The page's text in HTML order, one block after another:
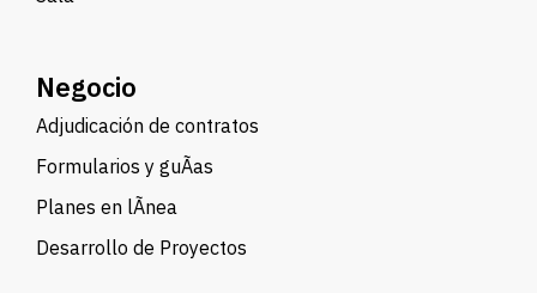
Negocio
Adjudicación de contratos
Formularios y guÃ­as
Planes en lÃ­nea
Desarrollo de Proyectos